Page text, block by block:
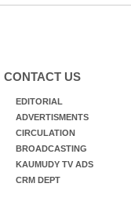
CONTACT US
EDITORIAL
ADVERTISMENTS
CIRCULATION
BROADCASTING
KAUMUDY TV ADS
CRM DEPT